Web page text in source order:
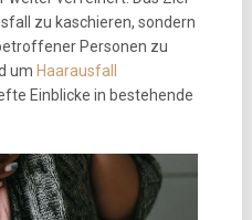
zu kaschieren, sondern
Personen zu
um Haarausfall
Einblicke in bestehende